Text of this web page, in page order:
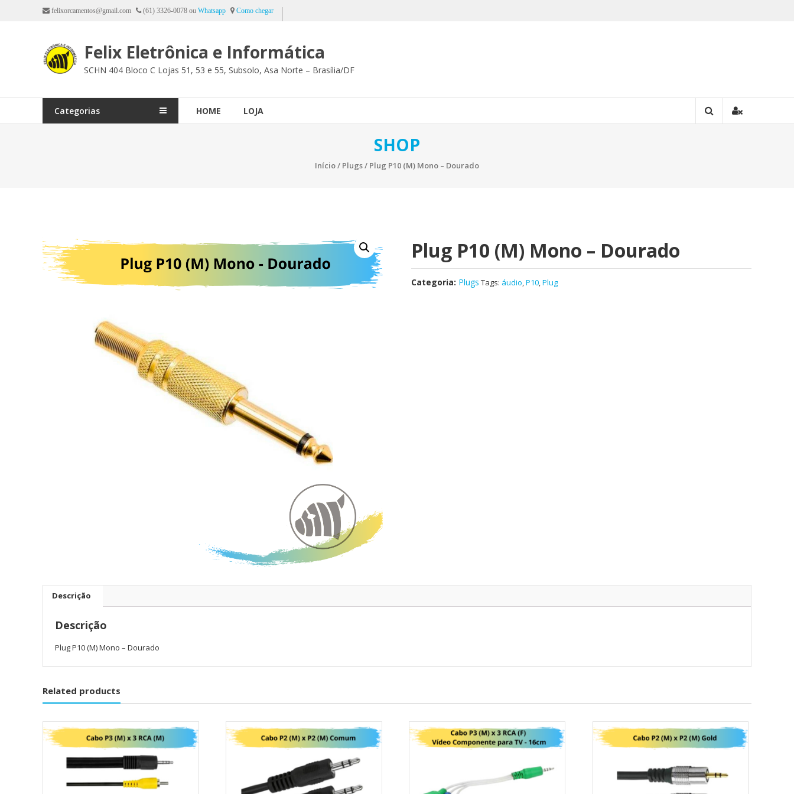
felixorcamentos@gmail.com (61) 3326-0078 ou Whatsapp Como chegar
Felix Eletrônica e Informática
SCHN 404 Bloco C Lojas 51, 53 e 55, Subsolo, Asa Norte – Brasília/DF
Categorias HOME LOJA
SHOP
Início/ Plugs/ Plug P10 (M) Mono – Dourado
Plug P10 (M) Mono – Dourado
Categoria: Plugs Tags: áudio,P10,Plug
Descrição
Descrição
Plug P10 (M) Mono – Dourado
Related products